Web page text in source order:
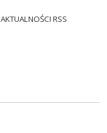
AKTUALNOŚCI RSS